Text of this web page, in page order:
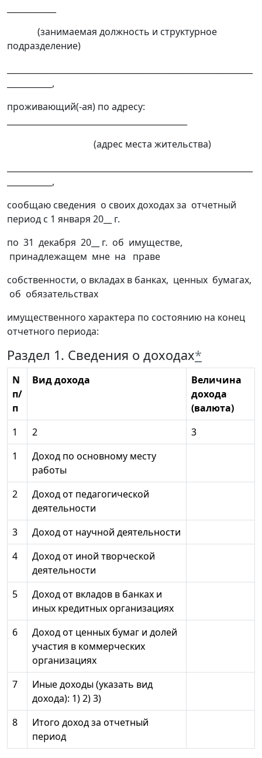
(занимаемая должность и структурное
подразделение)
___________,
проживающий(-ая) по адресу:
(адрес места жительства)
___________,
сообщаю сведения о своих доходах за отчетный
период с 1 января 20__ г.
по 31 декабря 20__ г. об имуществе,
принадлежащем мне на праве
собственности, о вкладах в банках, ценных бумагах,
об обязательствах
имущественного характера по состоянию на конец
отчетного периода:
Раздел 1. Сведения о доходах*
N
п/
п
Вид дохода
Величина
дохода
(валюта)
1
2
3
1
Доход по основному месту
работы
2
Доход от педагогической
деятельности
3
Доход от научной деятельности
4
Доход от иной творческой
деятельности
5
Доход от вкладов в банках и
иных кредитных организациях
6
Доход от ценных бумаг и долей
участия в коммерческих
организациях
7
Иные доходы (указать вид
дохода): 1) 2) 3)
8
Итого доход за отчетный
период